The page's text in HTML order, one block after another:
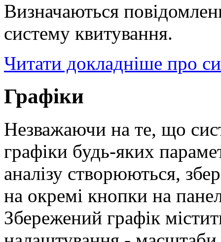
Визначаються
систему квитування.
Читати докладніше про
Графіки
Незважаючи на те, що
графіки будь-яких
аналізу створюються,
на окремі кнопки на
Збережений графік